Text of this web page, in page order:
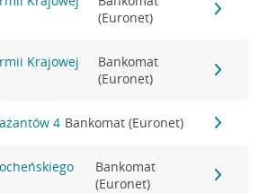
(Euronet)
Krajowej
Bankomat
(Euronet)
4 Bankomat (Euronet)
Bankomat
(Euronet)